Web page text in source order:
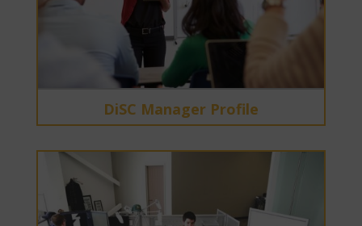
DiSC Manager Profile